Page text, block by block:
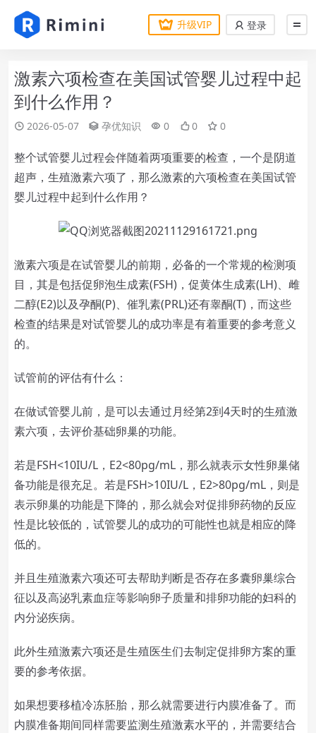
升级VIP 登录
激素六项检查在美国试管婴儿过程中起
到什么作用？
2026-05-07 孕优知识 0 0 0
整个试管婴儿过程会伴随着两项重要的检查，一个是阴道
超声，生殖激素六项了，那么激素的六项检查在美国试管
婴儿过程中起到什么作用？
激素六项是在试管婴儿的前期，必备的一个常规的检测项
目，其是包括促卵泡生成素(FSH)，促黄体生成素(LH)、雌
二醇(E2)以及孕酮(P)、催乳素(PRL)还有睾酮(T)，而这些
检查的结果是对试管婴儿的成功率是有着重要的参考意义
的。
试管前的评估有什么：
在做试管婴儿前，是可以去通过月经第2到4天时的生殖激
素六项，去评价基础卵巢的功能。
若是FSH<10IU/L，E2<80pg/mL，那么就表示女性卵巢储
备功能是很充足。若是FSH>10IU/L，E2>80pg/mL，则是
表示卵巢的功能是下降的，那么就会对促排卵药物的反应
性是比较低的，试管婴儿的成功的可能性也就是相应的降
低的。
并且生殖激素六项还可去帮助判断是否存在多囊卵巢综合
征以及高泌乳素血症等影响卵子质量和排卵功能的妇科的
内分泌疾病。
此外生殖激素六项还是生殖医生们去制定促排卵方案的重
要的参考依据。
如果想要移植冷冻胚胎，那么就需要进行内膜准备了。而
内膜准备期间同样需要监测生殖激素水平的，并需要结合